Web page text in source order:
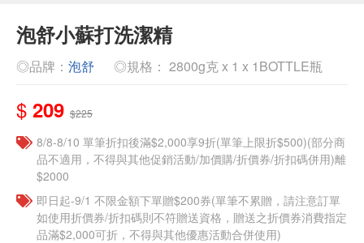
泡舒小蘇打洗潔精
◎品牌： 泡舒 ◎規格： 2800g克 x 1 x 1BOTTLE瓶
$ 209 $225
8/8-8/10 單筆折扣後滿$2,000享9折(單筆上限折$500)(部分商
品不適用，不得與其他促銷活動/加價購/折價券/折扣碼併用)離
$2000
即日起-9/1 不限金額下單贈$200券(單筆不累贈，請注意訂單
如使用折價券/折扣碼則不符贈送資格，贈送之折價券消費指定
品滿$2,000可折，不得與其他優惠活動合併使用)